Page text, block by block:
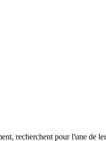
recherchent pour l'une de